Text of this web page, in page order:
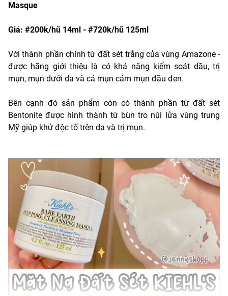
Masque
Giá: #200k/hũ 14ml - #720k/hũ 125ml
Với thành phần chính từ đất sét trắng của vùng Amazone -
được hãng giới thiệu là có khả năng kiểm soát dầu, trị
mụn, mụn dưới da và cả mụn cám mụn đầu đen.
Bên cạnh đó sản phẩm còn có thành phần từ đất sét
Bentonite được hình thành từ bùn tro núi lửa vùng trung
Mỹ giúp khử độc tố trên da và trị mụn.